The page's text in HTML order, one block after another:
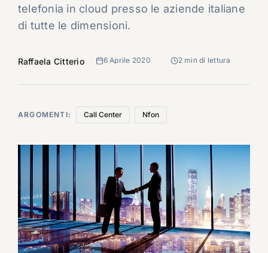
telefonia in cloud presso le aziende italiane
di tutte le dimensioni.
Raffaela Citterio 6 Aprile 2020 2 min di lettura
ARGOMENTI: Call Center Nfon